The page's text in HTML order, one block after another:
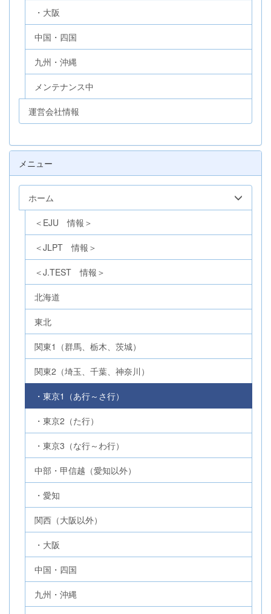
・大阪
中国・四国
九州・沖縄
メンテナンス中
運営会社情報
メニュー
ホーム
＜EJU 情報＞
＜JLPT 情報＞
＜J.TEST 情報＞
北海道
東北
関東1（群馬、栃木、茨城）
関東2（埼玉、千葉、神奈川）
・東京1（あ行～さ行）
・東京2（た行）
・東京3（な行～わ行）
中部・甲信越（愛知以外）
・愛知
関西（大阪以外）
・大阪
中国・四国
九州・沖縄